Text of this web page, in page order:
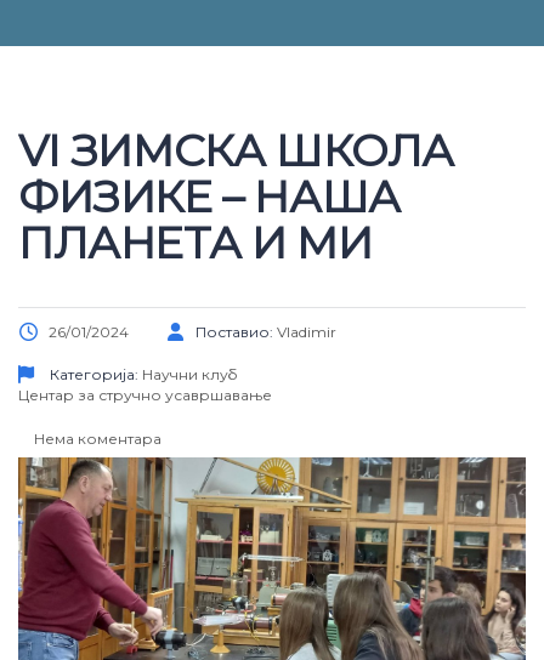
VI ЗИМСКА ШКОЛА
ФИЗИКЕ – НАША
ПЛАНЕТА И МИ
26/01/2024 Поставио: Vladimir
Категорија: Научни клуб
Центар за стручно усавршавање
Нема коментара